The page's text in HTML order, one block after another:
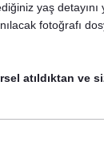
8,75 TL
yaş
fotoğrafı
atıldıktan ve